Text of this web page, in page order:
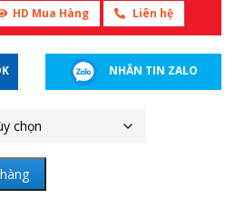
HD Mua Hàng Liên hệ
NHẮN TIN ZALO